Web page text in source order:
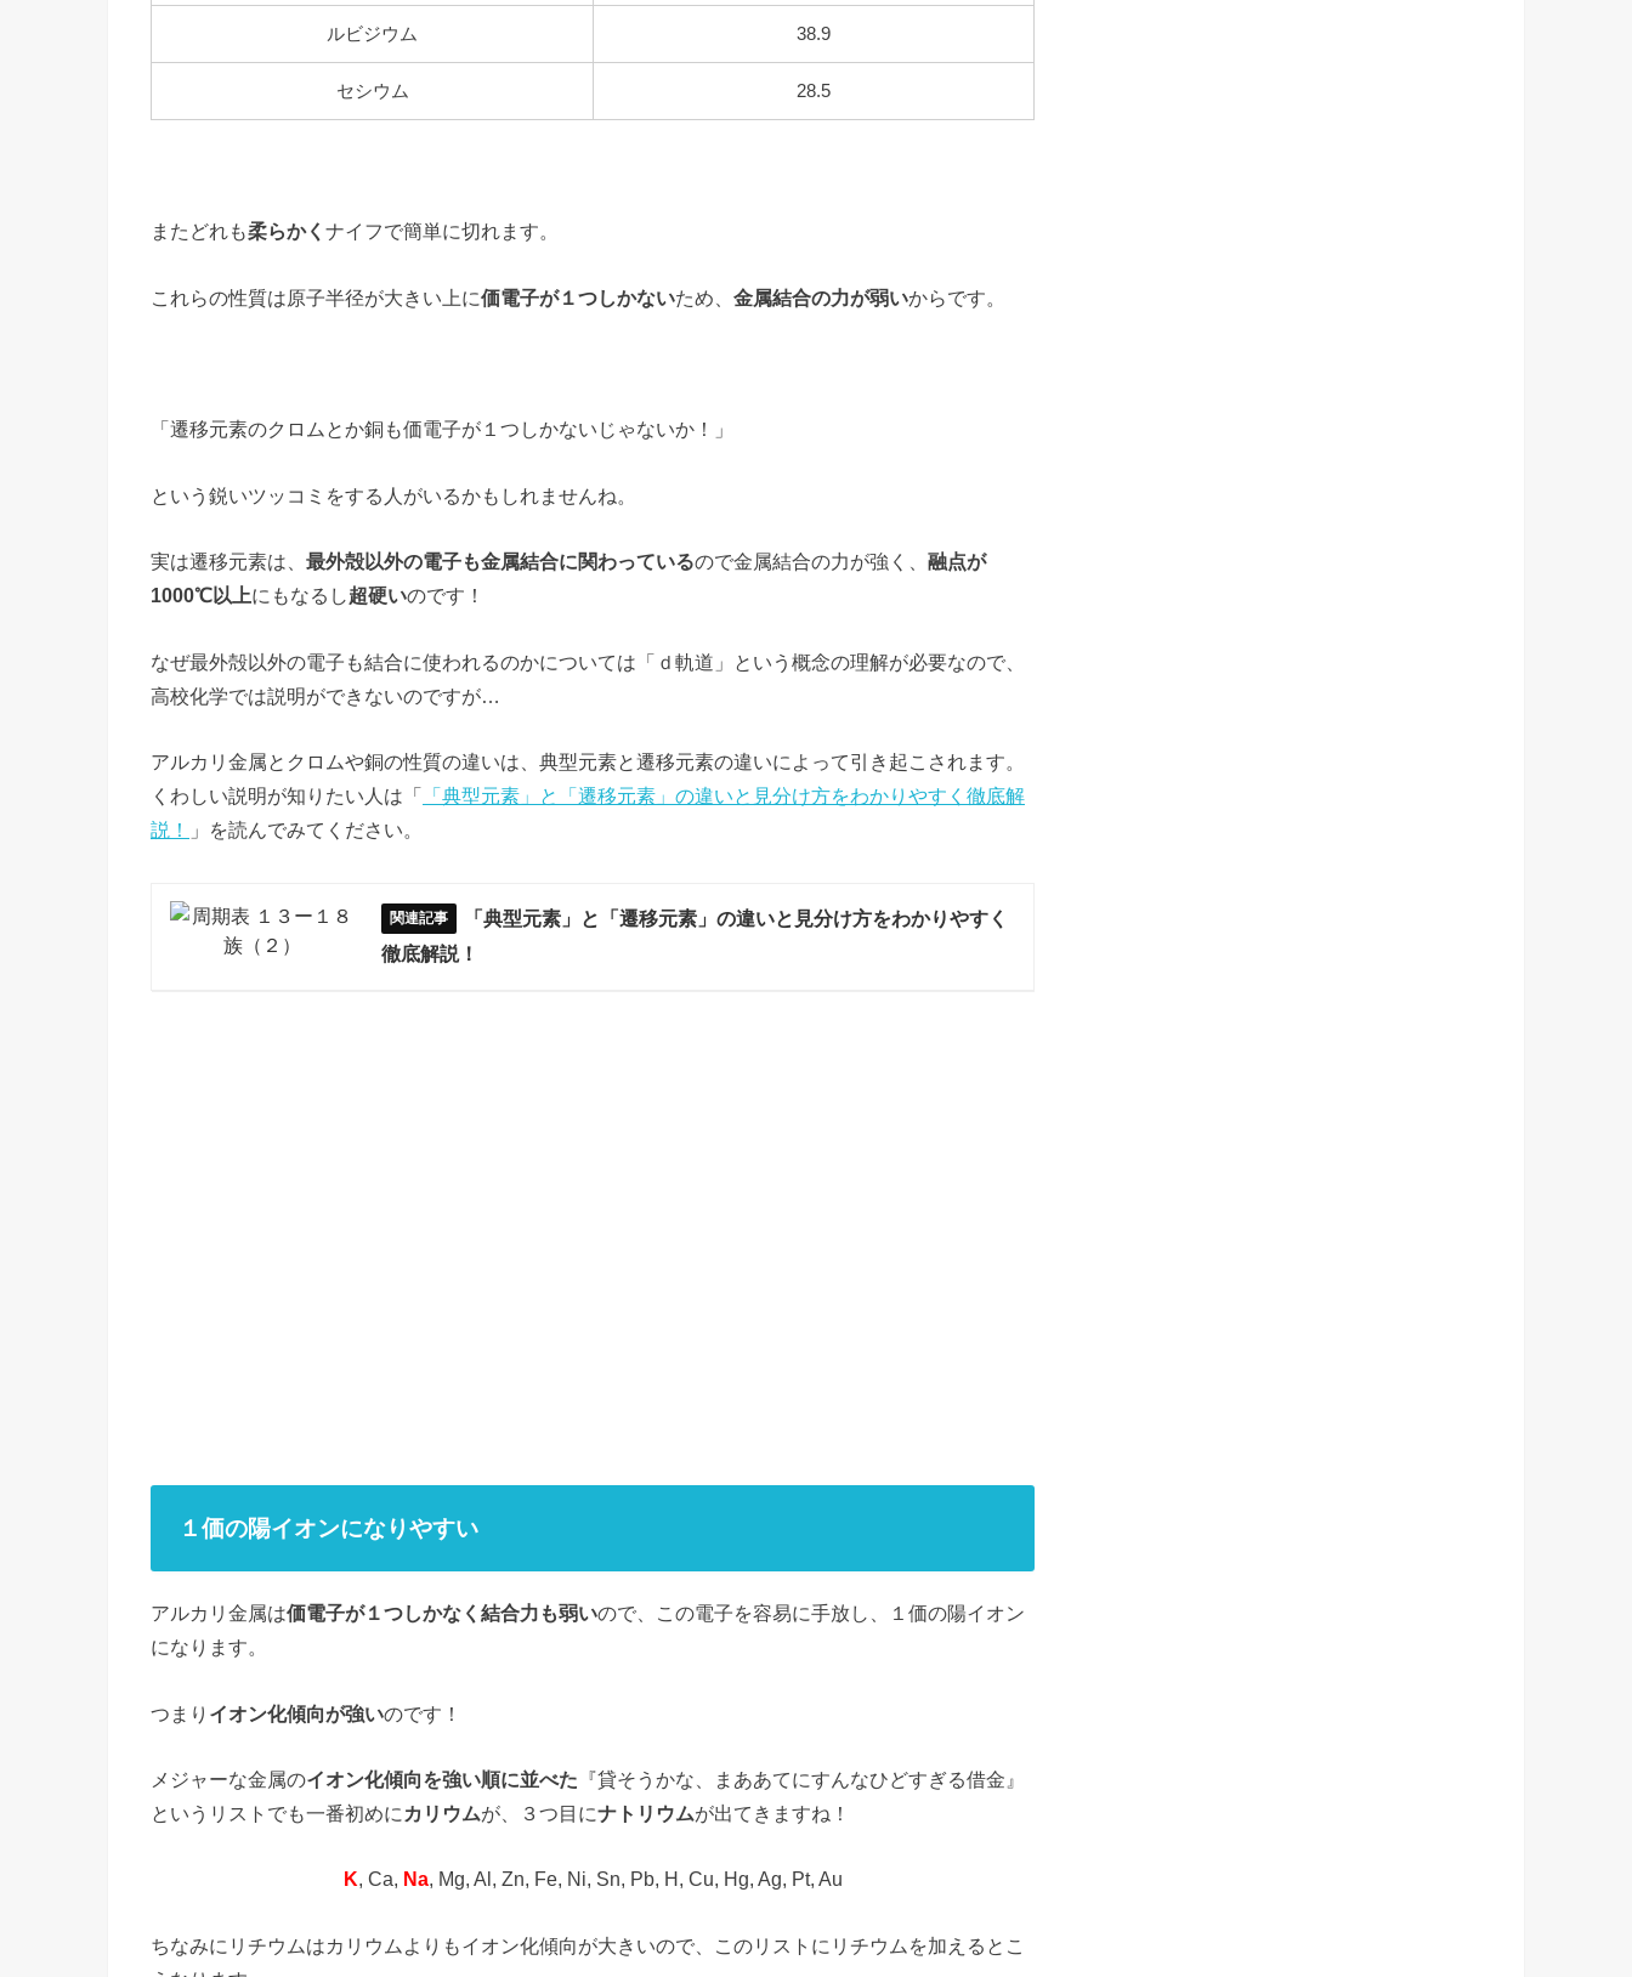
ルビジウム 38.9
セシウム 28.5
またどれも柔らかく ナイフで簡単に切れます。
これらの性質は原子半径が大きい上に価電子が１つしかないため、 金属結合の力が弱いからです。
「遷移元素のクロムとか銅も価電子が１つしかないじゃないか！」
という鋭いツッコミをする人がいるかもしれませんね。
実は遷移元素は、 最外殻以外の電子も金属結合に関わっているので金属結合の力が強く、 融点が
1000℃以上にもなるし超硬いのです！
なぜ最外殻以外の電子も結合に使われるのかについては「ｄ軌道」という概念の理解が必要なので、
高校化学では説明ができないのですが…
アルカリ金属とクロムや銅の性質の違いは、典型元素と遷移元素の違いによって引き起こされます。
くわしい説明が知りたい人は「 「典型元素」と「遷移元素」の違いと見分け方をわかりやすく徹底解
説！
」を読んでみてください。
「典型元素」と「遷移元素」の違いと見分け方をわかりやすく
徹底解説！
１価の陽イオンになりやすい
アルカリ金属は価電子が１つしかなく結合力も弱いので、この電子を容易に手放し、１価の陽イオン
になります。
つまり イオン化傾向が強いのです！
メジャーな金属のイオン化傾向を強い順に並べた 『貸そうかな、まああてにすんなひどすぎる借金』
というリストでも一番初めに カリウムが、３つ目にナトリウムが出てきますね！
K, Ca, Na, Mg, Al, Zn, Fe, Ni, Sn, Pb, H, Cu, Hg, Ag, Pt, Au
ちなみにリチウムはカリウムよりもイオン化傾向が大きいので、このリストにリチウムを加えるとこ